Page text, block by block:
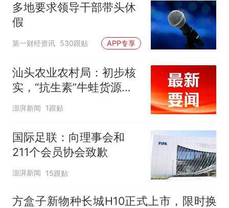
多地要求领导干部带头休
假
第一财经资讯 530跟贴 APP专享
汕头农业农村局：初步核
实，“抗生素”牛蛙货源来
自长沙和湛江
澎湃新闻 1跟贴
国际足联：向理事会和
211个会员协会致歉
澎湃新闻 15跟贴
方盒子新物种长城H10正式上市，限时换